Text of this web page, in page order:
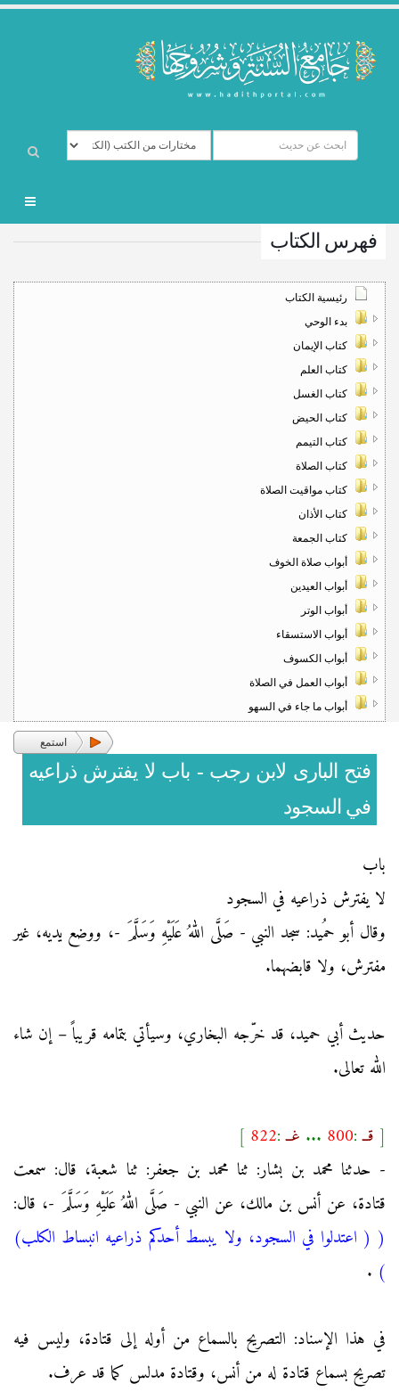
فهرس الكتاب
رئيسية الكتاب
بدء الوحي
كتاب الإيمان
كتاب العلم
كتاب الغسل
كتاب الحيض
كتاب التيمم
كتاب الصلاة
كتاب مواقيت الصلاة
كتاب الأذان
كتاب الجمعة
أبواب صلاة الخوف
أبواب العيدين
أبواب الوتر
أبواب الاستسقاء
أبواب الكسوف
أبواب العمل في الصلاة
أبواب ما جاء في السهو
استمع
فتح البارى لابن رجب - باب لا يفترش ذراعيه
في السجود
باب
لا يفترش ذراعيه في السجود
وقال أبو حمُيد: سجد النبي - صَلَّى اللهُ عَلَيْهِ وَسَلَّمَ -، ووضع يديه، غير
مفترش، ولا قابضهما.
حديث أبي حميد، قد خرّجه البخاري، وسيأتي بتمامه قريباً – إن شاء
الله تعالى.
[ قــ:
800
... غــ:
822
]
- حدثنا محمد بن بشار: ثنا محمد بن جعفر: ثنا شعبة، قال: سمعت
قتادة، عن أنس بن مالك، عن النبي - صَلَّى اللهُ عَلَيْهِ وَسَلَّمَ -، قال:
( ( اعتدلوا في السجود، ولا يبسط أحدكم ذراعيه انبساط الكلب)
)
.
في هذا الإسناد: التصريح بالسماع من أوله إلى قتادة، وليس فيه
تصريح بسماع قتادة له من أنس، وقتادة مدلس كما قد عرف.